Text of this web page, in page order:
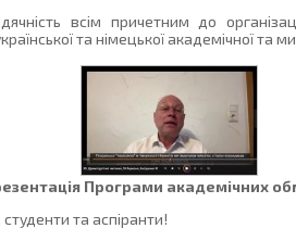
всім причетним до
та німецької академічної та
Програми академічних
та аспіранти!